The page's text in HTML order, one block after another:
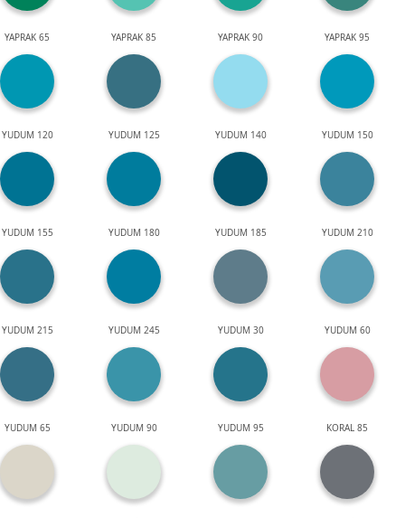
YAPRAK 65 YAPRAK 85 YAPRAK 90 YAPRAK 95
YUDUM 120 YUDUM 125 YUDUM 140 YUDUM 150
YUDUM 155 YUDUM 180 YUDUM 185 YUDUM 210
YUDUM 215 YUDUM 245 YUDUM 30 YUDUM 60
YUDUM 65 YUDUM 90 YUDUM 95 KORAL 85